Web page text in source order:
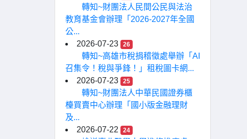
轉知~財團法人民間公民與法治
教育基金會辦理「2026-2027年全國
公...
2026-07-23
26
轉知~高雄市稅捐稽徵處舉辦「AI
召集令！稅與爭鋒！」租稅圖卡網...
2026-07-23
25
轉知~財團法人中華民國證券櫃
檯買賣中心辦理「國小版金融理財
及...
2026-07-22
24